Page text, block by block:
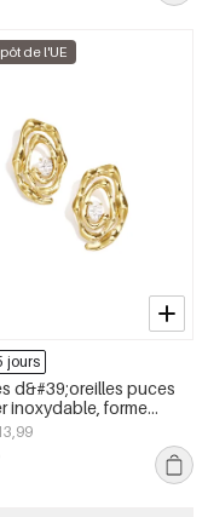
de l'UE
jours
d&#39;oreilles puces
inoxydable, forme
collection Simple
bijoux pour